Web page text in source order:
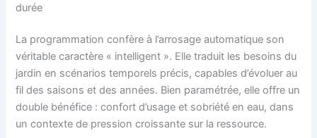
durée
La programmation confère à l’arrosage automatique son
véritable caractère « intelligent ». Elle traduit les besoins du
jardin en scénarios temporels précis, capables d’évoluer au
fil des saisons et des années. Bien paramétrée, elle offre un
double bénéfice : confort d’usage et sobriété en eau, dans
un contexte de pression croissante sur la ressource.